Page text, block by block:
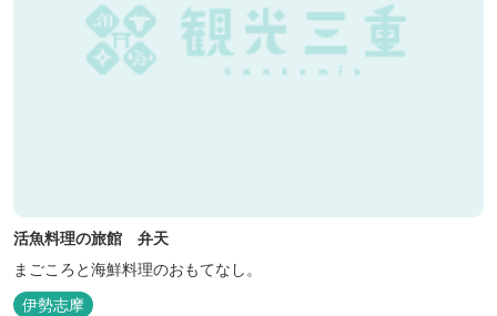
活魚料理の旅館 弁天
まごころと海鮮料理のおもてなし。
伊勢志摩